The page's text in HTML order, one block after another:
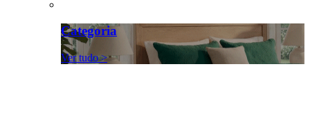
Categoria
Ver tudo >